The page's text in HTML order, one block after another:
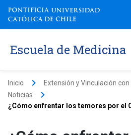
Escuela de Medicina
Inicio keyboard_arrow_right Extensión y Vinculación
Noticias keyboard_arrow_right
¿Cómo enfrentar los temores por el